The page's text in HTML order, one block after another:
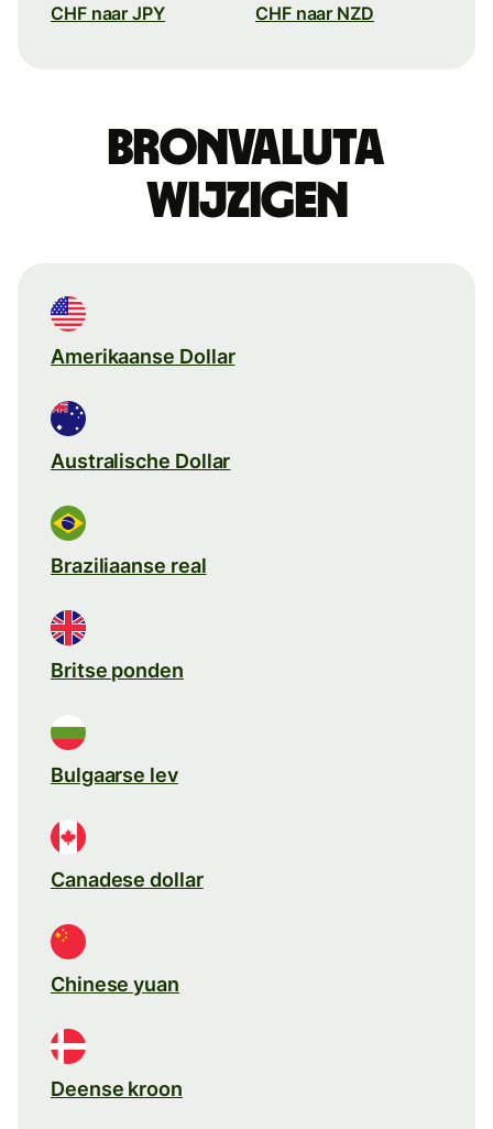
CHF naar JPY CHF naar NZD
Bronvaluta
wijzigen
Amerikaanse Dollar
Australische Dollar
Braziliaanse real
Britse ponden
Bulgaarse lev
Canadese dollar
Chinese yuan
Deense kroon